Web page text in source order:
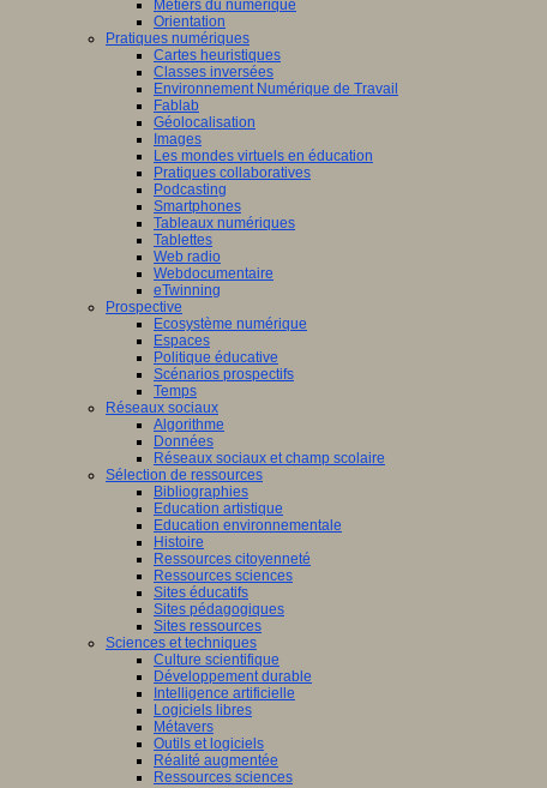
Métiers du numérique
Orientation
Pratiques numériques
Cartes heuristiques
Classes inversées
Environnement Numérique de Travail
Fablab
Géolocalisation
Images
Les mondes virtuels en éducation
Pratiques collaboratives
Podcasting
Smartphones
Tableaux numériques
Tablettes
Web radio
Webdocumentaire
eTwinning
Prospective
Ecosystème numérique
Espaces
Politique éducative
Scénarios prospectifs
Temps
Réseaux sociaux
Algorithme
Données
Réseaux sociaux et champ scolaire
Sélection de ressources
Bibliographies
Education artistique
Education environnementale
Histoire
Ressources citoyenneté
Ressources sciences
Sites éducatifs
Sites pédagogiques
Sites ressources
Sciences et techniques
Culture scientifique
Développement durable
Intelligence artificielle
Logiciels libres
Métavers
Outils et logiciels
Réalité augmentée
Ressources sciences